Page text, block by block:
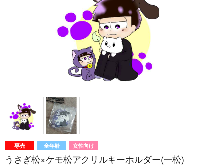
専売 全年齢 女性向け
うさぎ松×ケモ松アクリルキーホルダー(一松)